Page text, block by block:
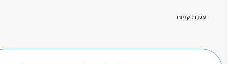
עגלת קניות
חיפוש מוצרים
המגזין
יצירת קשר
Byou